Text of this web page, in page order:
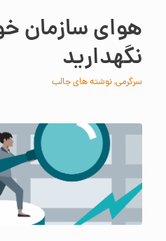
هوای سازمان
نگهدارید
سرگرمی,نوشته های جالب